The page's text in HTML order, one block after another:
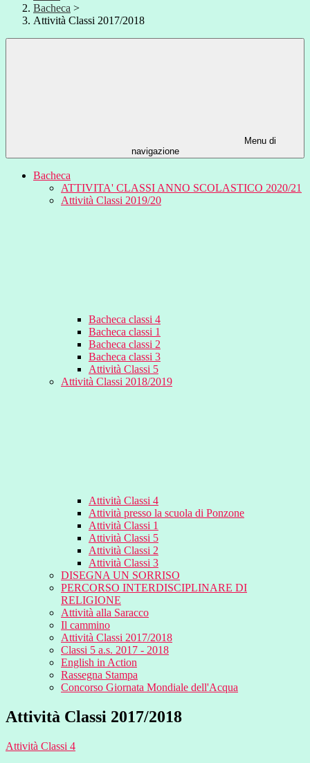
Bacheca >
Attività Classi 2017/2018
Menu di
navigazione
Bacheca
ATTIVITA' CLASSI ANNO SCOLASTICO 2020/21
Attività Classi 2019/20
Bacheca classi 4
Bacheca classi 1
Bacheca classi 2
Bacheca classi 3
Attività Classi 5
Attività Classi 2018/2019
Attività Classi 4
Attività presso la scuola di Ponzone
Attività Classi 1
Attività Classi 5
Attività Classi 2
Attività Classi 3
DISEGNA UN SORRISO
PERCORSO INTERDISCIPLINARE DI
RELIGIONE
Attività alla Saracco
Il cammino
Attività Classi 2017/2018
Classi 5 a.s. 2017 - 2018
English in Action
Rassegna Stampa
Concorso Giornata Mondiale dell'Acqua
Attività Classi 2017/2018
Attività Classi 4